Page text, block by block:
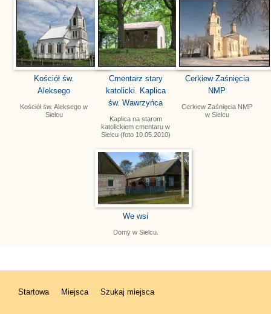
Kościół św.
Aleksego
Kościół św. Aleksego w
Sielcu
Cmentarz stary
katolicki. Kaplica
św. Wawrzyńca
Kaplica na starom
katolickiem cmentaru w
Sielcu (foto 10.05.2010)
Cerkiew Zaśnięcia
NMP
Cerkiew Zaśnięcia NMP
w Sielcu
We wsi
Domy w Sielcu.
Startowa Miejsca Szukaj miejsca